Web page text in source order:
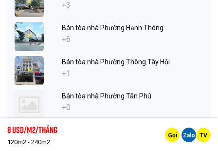
+3
Bán tòa nhà Phường Hạnh Thông
+6
Bán tòa nhà Phường Thông Tây Hội
+1
Bán tòa nhà Phường Tân Phú
+0
8 Usd/m2/tháng
120m2 - 240m2
Gọi Zalo TV